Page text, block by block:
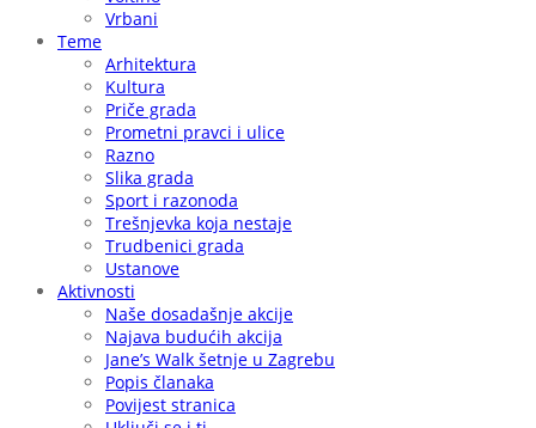
Vrbani
Teme
Arhitektura
Kultura
Priče grada
Prometni pravci i ulice
Razno
Slika grada
Sport i razonoda
Trešnjevka koja nestaje
Trudbenici grada
Ustanove
Aktivnosti
Naše dosadašnje akcije
Najava budućih akcija
Jane’s Walk šetnje u Zagrebu
Popis članaka
Povijest stranica